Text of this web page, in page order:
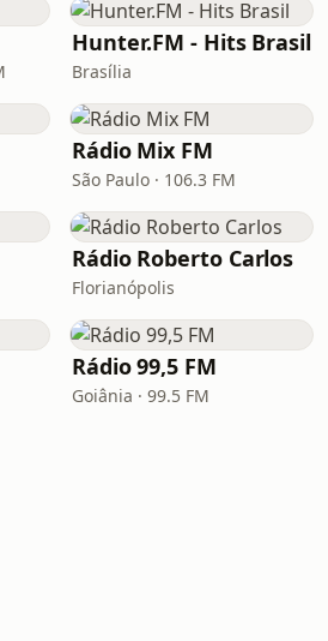
Hunter.FM - Hits Brasil
Brasília
Rádio Mix FM
São Paulo · 106.3 FM
Rádio Roberto Carlos
Florianópolis
Rádio 99,5 FM
Goiânia · 99.5 FM